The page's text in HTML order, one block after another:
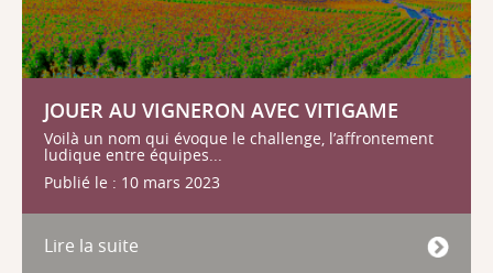
JOUER AU VIGNERON AVEC VITIGAME
Voilà un nom qui évoque le challenge, l’affrontement
ludique entre équipes...
Publié le : 10 mars 2023
Lire la suite